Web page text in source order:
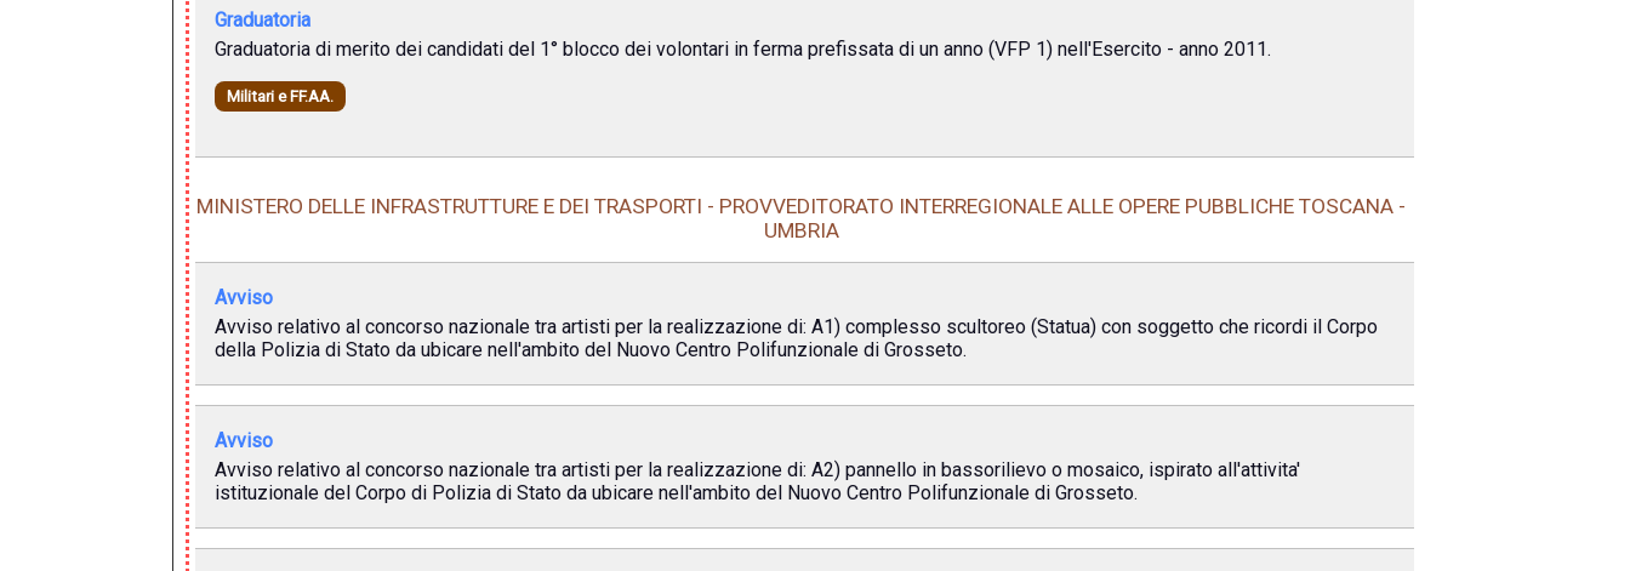
Graduatoria
Graduatoria di merito dei candidati del 1° blocco dei volontari in ferma prefissata di un anno (VFP 1) nell'Esercito - anno 2011.
Militari e FF.AA.
MINISTERO DELLE INFRASTRUTTURE E DEI TRASPORTI - PROVVEDITORATO INTERREGIONALE ALLE OPERE PUBBLICHE TOSCANA -
UMBRIA
Avviso
Avviso relativo al concorso nazionale tra artisti per la realizzazione di: A1) complesso scultoreo (Statua) con soggetto che ricordi il Corpo
della Polizia di Stato da ubicare nell'ambito del Nuovo Centro Polifunzionale di Grosseto.
Avviso
Avviso relativo al concorso nazionale tra artisti per la realizzazione di: A2) pannello in bassorilievo o mosaico, ispirato all'attivita'
istituzionale del Corpo di Polizia di Stato da ubicare nell'ambito del Nuovo Centro Polifunzionale di Grosseto.